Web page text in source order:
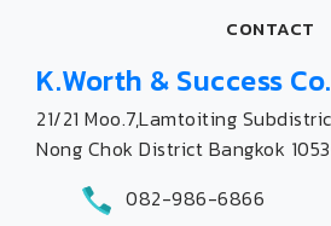
CONTACT
K.Worth & Success
21/21 Moo.7,Lamtoiting
Nong Chok District Bangkok
082-986-6866